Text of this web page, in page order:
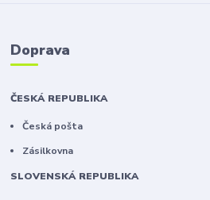
Doprava
ČESKÁ REPUBLIKA
Česká pošta
Zásilkovna
SLOVENSKÁ REPUBLIKA